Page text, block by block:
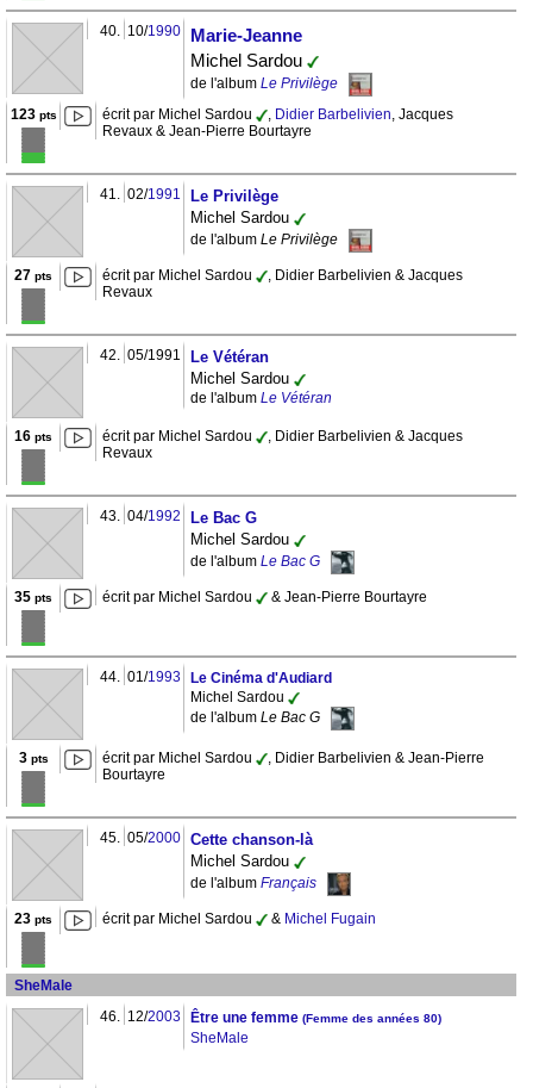
40. 10/1990
Marie-Jeanne
Michel Sardou
de l'album Le Privilège
123pts écrit par Michel Sardou , Didier Barbelivien, Jacques
Revaux & Jean-Pierre Bourtayre
41. 02/1991
Le Privilège
Michel Sardou
de l'album Le Privilège
27 pts écrit par Michel Sardou
, Didier Barbelivien & Jacques
Revaux
42. 05/1991
Le Vétéran
Michel Sardou
de l'album Le Vétéran
16 pts écrit par Michel Sardou
, Didier Barbelivien & Jacques
Revaux
43. 04/1992
Le Bac G
Michel Sardou
de l'album Le Bac G
35 pts écrit par Michel Sardou & Jean-Pierre Bourtayre
44. 01/1993
Le Cinéma d'Audiard
Michel Sardou
de l'album Le Bac G
3pts écrit par Michel Sardou
, Didier Barbelivien & Jean-Pierre
Bourtayre
45. 05/2000 Cette chanson-là
Michel Sardou
de l'album Français
23 pts écrit par Michel Sardou & Michel Fugain
SheMale
46. 12/2003 Être une femme (Femme des années 80)
SheMale